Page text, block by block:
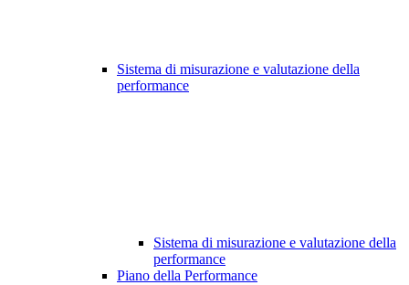
Sistema di misurazione e valutazione della
performance
Sistema di misurazione e valutazione della
performance
Piano della Performance